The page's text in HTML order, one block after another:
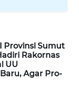
Provinsi Sumut
Rakornas
UU
Agar Pro-